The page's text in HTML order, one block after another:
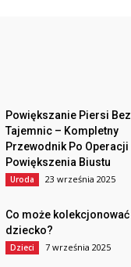
Powiększanie Piersi Bez
Tajemnic – Kompletny
Przewodnik Po Operacji
Powiększenia Biustu
Uroda 23 września 2025
Co może kolekcjonować
dziecko?
Dzieci 7 września 2025